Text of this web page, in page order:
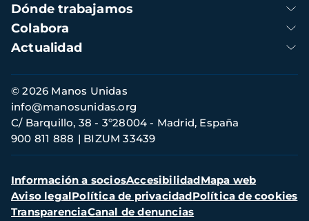
Dónde trabajamos
Colabora
Actualidad
Información
de
contacto
© 2026 Manos Unidas
C/ Barquillo, 38 - 3º28004 - Madrid, España
900 811 888
BIZUM 33439
info@manosunidas.org
Menú
secundario
Información a sociosAccesibilidadMapa web
Aviso legalPolítica de privacidadPolítica de cookies
TransparenciaCanal de denuncias